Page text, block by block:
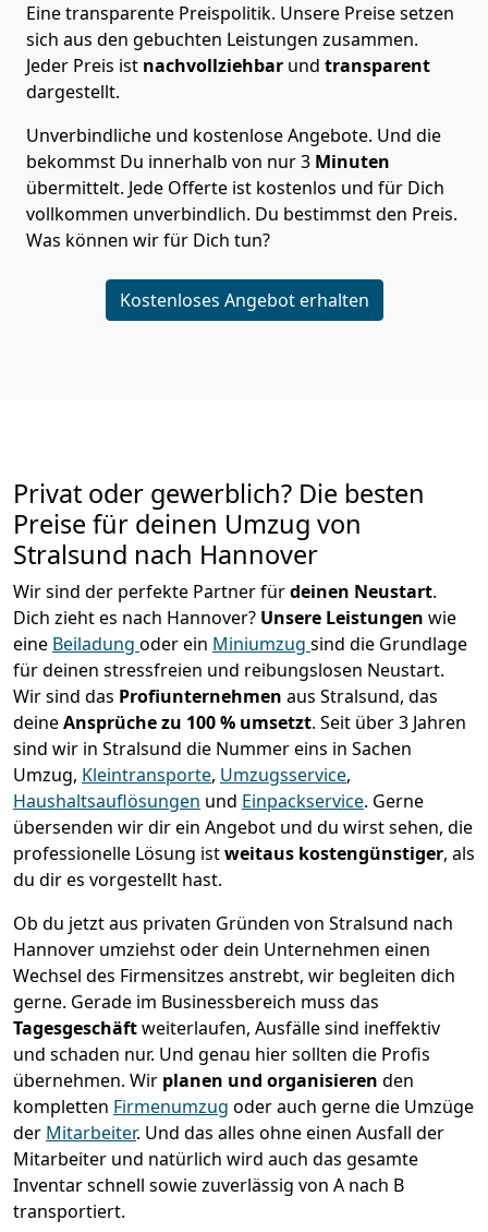
Eine transparente Preispolitik. Unsere Preise setzen
sich aus den gebuchten Leistungen zusammen.
Jeder Preis ist nachvollziehbar und transparent
dargestellt.
Unverbindliche und kostenlose Angebote. Und die
bekommst Du innerhalb von nur3 Minuten
übermittelt. Jede Offerte ist kostenlos und für Dich
vollkommen unverbindlich. Du bestimmst den Preis.
Was können wir für Dich tun?
Kostenloses Angebot erhalten
Privat oder gewerblich? Die besten
Preise für deinen Umzug von
Stralsund nach Hannover
Wir sind der perfekte Partner fürdeinen Neustart.
Dich zieht es nach Hannover? Unsere Leistungen wie
eine Beiladung oder ein Miniumzug sind die Grundlage
für deinen stressfreien und reibungslosen Neustart.
Wir sind das Profiunternehmen aus Stralsund, das
deineAnsprüche zu 100 % umsetzt. Seit über 3 Jahren
sind wir in Stralsund die Nummer eins in Sachen
Umzug, Kleintransporte, Umzugsservice,
Haushaltsauflösungen und Einpackservice. Gerne
übersenden wir dir ein Angebot und du wirst sehen, die
professionelle Lösung istweitaus kostengünstiger, als
du dir es vorgestellt hast.
Ob du jetzt aus privaten Gründen von Stralsund nach
Hannover umziehst oder dein Unternehmen einen
Wechsel des Firmensitzes anstrebt, wir begleiten dich
gerne. Gerade im Businessbereich muss das
Tagesgeschäftweiterlaufen, Ausfälle sind ineffektiv
und schaden nur. Und genau hier sollten die Profis
übernehmen. Wir planen und organisieren den
kompletten Firmenumzug oder auch gerne die Umzüge
der Mitarbeiter. Und das alles ohne einen Ausfall der
Mitarbeiter und natürlich wird auch das gesamte
Inventar schnell sowie zuverlässig von A nach B
transportiert.